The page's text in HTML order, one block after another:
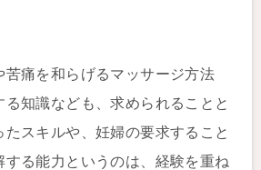
苦痛を和らげるマッサージ方法
知識なども、求められることと
スキルや、妊婦の要求すること
する能力というのは、経験を重ね